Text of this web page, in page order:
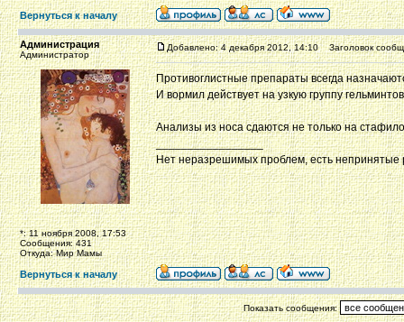
Вернуться к началу
Администрация
Администратор
*: 11 ноября 2008, 17:53
Сообщения: 431
Откуда: Мир Мамы
Добавлено: 4 декабря 2012, 14:10 Заголовок
Противоглистные препараты всегда
И вормил действует на узкую группу
Анализы из носа сдаются не только на
_________________
Нет неразрешимых проблем, есть непринятые
Вернуться к началу
Показать сообщения: